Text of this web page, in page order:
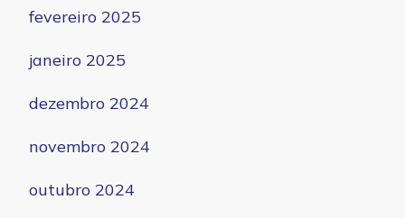
fevereiro 2025
janeiro 2025
dezembro 2024
novembro 2024
outubro 2024